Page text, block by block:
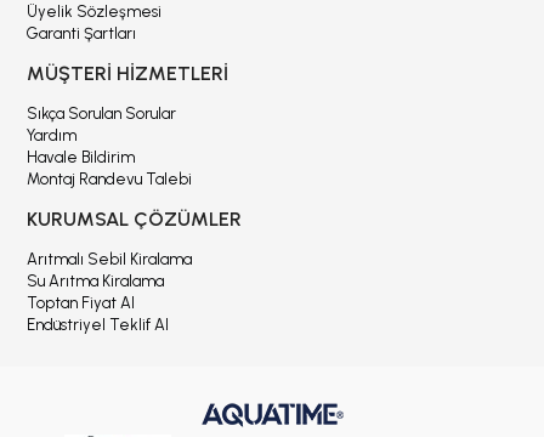
Üyelik Sözleşmesi
Garanti Şartları
MÜŞTERİ HİZMETLERİ
Sıkça Sorulan Sorular
Yardım
Havale Bildirim
Montaj Randevu Talebi
KURUMSAL ÇÖZÜMLER
Arıtmalı Sebil Kiralama
Su Arıtma Kiralama
Toptan Fiyat Al
Endüstriyel Teklif Al